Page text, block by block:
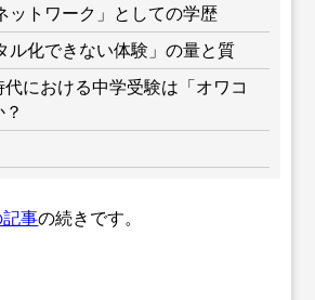
ットワーク」としての学歴
ル化できない体験」の量と質
における中学受験は「オワコ
事の続きです。